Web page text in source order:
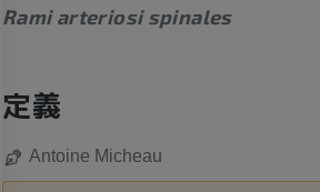
Rami arteriosi spinales
定義
Antoine Micheau